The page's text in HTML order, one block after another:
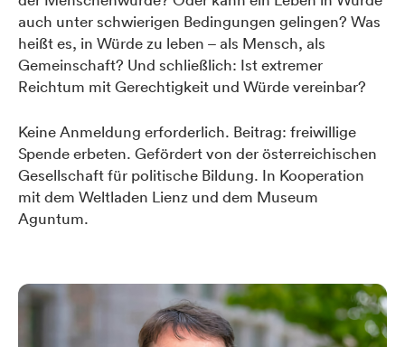
auch unter schwierigen Bedingungen gelingen? Was
heißt es, in Würde zu leben – als Mensch, als
Gemeinschaft? Und schließlich: Ist extremer
Reichtum mit Gerechtigkeit und Würde vereinbar?
Keine Anmeldung erforderlich. Beitrag: freiwillige
Spende erbeten. Gefördert von der österreichischen
Gesellschaft für politische Bildung. In Kooperation
mit dem Weltladen Lienz und dem Museum
Aguntum.